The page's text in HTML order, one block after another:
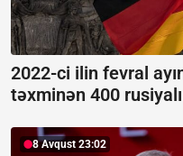
2022-ci ilin fevral
təxminən 400
8 Avqust 23:02